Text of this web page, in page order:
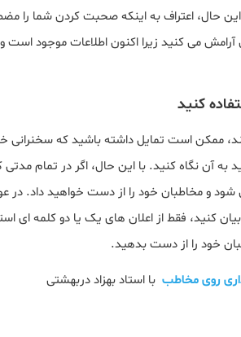
این حال، اعتراف به اینکه صحبت کردن شما را
می کنید زیرا اکنون اطلاعات موجود است و
کنید
ممکن است تمایل داشته باشید که سخنرانی
به آن نگاه کنید. با این حال، اگر در تمام
شود و مخاطبان خود را از دست خواهید داد.
کنید، فقط از اعلان های یک یا دو کلمه ای
خود را از دست بدهید.
روی مخاطب با استاد بهزاد دربهشتی